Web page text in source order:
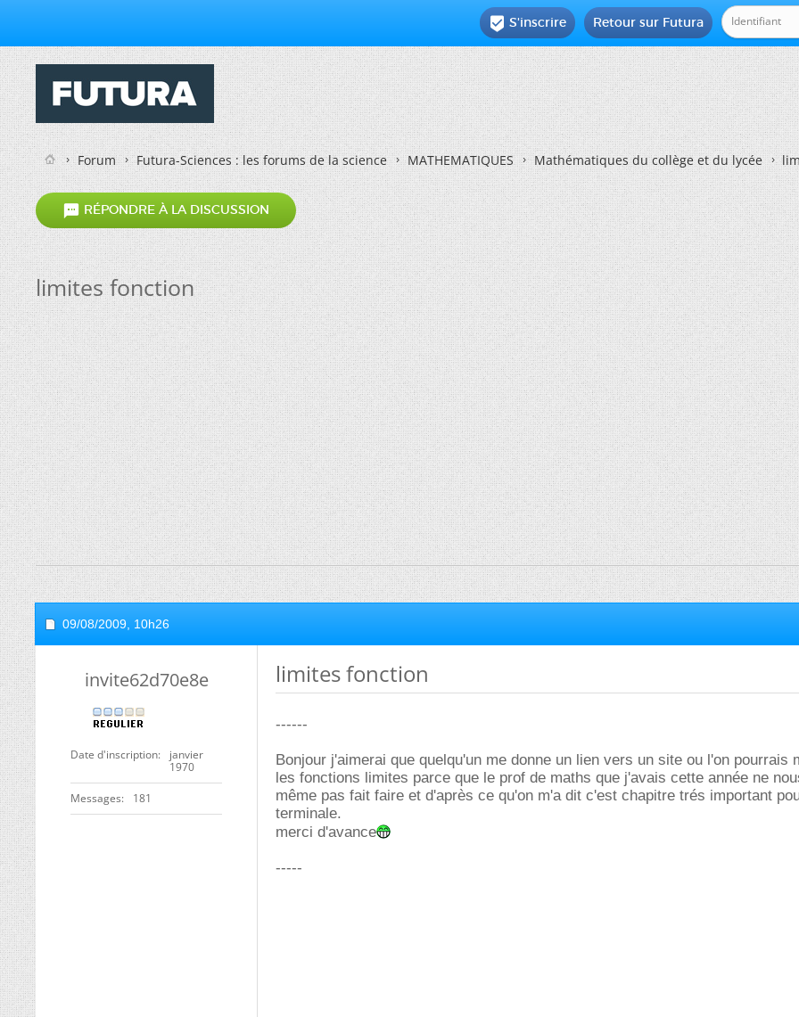
Retour sur Futura
 S'inscrire
Forum Futura-Sciences : les forums de la science MATHEMATIQUES Mathématiques du collège et du lycée
 RÉPONDRE À LA DISCUSSION
limites fonction
09/08/2009, 10h26
invite62d70e8e
Date d'inscription
janvier
1970
Messages 181
limites fonction
------
Bonjour j'aimerai que quelqu'un me donne un lien vers un site ou l'on pourrais
les fonctions limites parce que le prof de maths que j'avais cette année ne
même pas fait faire et d'après ce qu'on m'a dit c'est chapitre trés important
terminale.
merci d'avance
-----